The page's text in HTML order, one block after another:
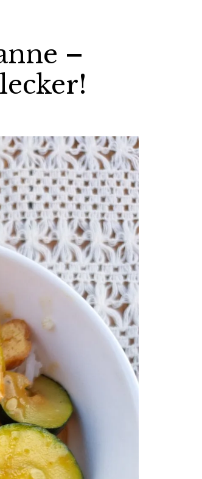
–